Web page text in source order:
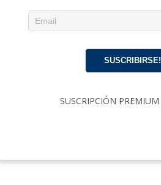
SUSCRIBIRSE!
SUSCRIPCIÓN PREMIUM